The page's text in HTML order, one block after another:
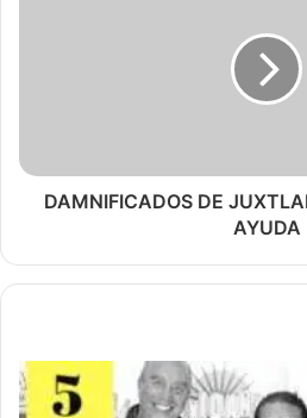
DAMNIFICADOS DE
AYUDA